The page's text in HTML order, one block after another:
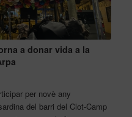
a donar vida a la
per novè any
del barri del Clot-Camp